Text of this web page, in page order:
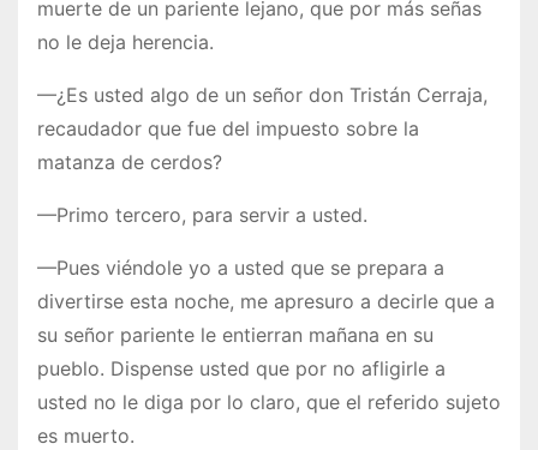
muerte de un pariente lejano, que por más señas
no le deja herencia.
—¿Es usted algo de un señor don Tristán Cerraja,
recaudador que fue del impuesto sobre la
matanza de cerdos?
—Primo tercero, para servir a usted.
—Pues viéndole yo a usted que se prepara a
divertirse esta noche, me apresuro a decirle que a
su señor pariente le entierran mañana en su
pueblo. Dispense usted que por no afligirle a
usted no le diga por lo claro, que el referido sujeto
es muerto.